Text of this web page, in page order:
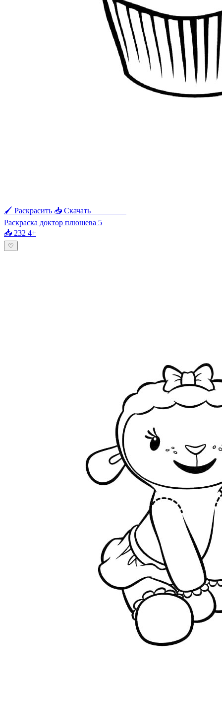
🖌 Раскрасить 📥 Скачать
Раскраска доктор плюшева 5
📥 232 4+
♡